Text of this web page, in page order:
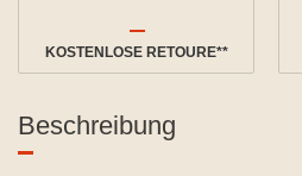
KOSTENLOSE RETOURE**
Beschreibung